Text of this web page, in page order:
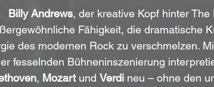
Billy Andrews, der kreative Kopf hinter
Fähigkeit, die dramatische
des modernen Rock zu verschmelzen.
fesselnden Bühneninszenierung
, Mozart und Verdi neu – ohne den